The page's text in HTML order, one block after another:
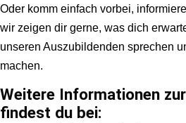
Oder komm einfach vorbei,
wir zeigen dir gerne, was dich
unseren Auszubildenden sprechen
machen.
Weitere Informationen
findest du bei: